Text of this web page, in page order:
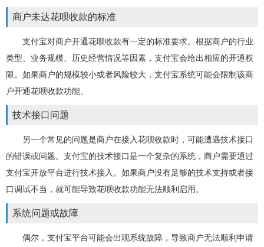
商户未达花呗收款的标准
支付宝对商户开通花呗收款有一定的标准要求。根据商户的行业
类型、业务规模、历史经营情况等因素，支付宝会给出相应的开通权
限。如果商户的规模较小或者风险较大，支付宝系统可能会限制该商
户开通花呗收款功能。
技术接口问题
另一个常见的问题是商户在接入花呗收款时，可能遭遇技术接口
的错误或问题。支付宝的技术接口是一个复杂的系统，商户需要通过
支付宝开放平台进行技术接入。如果商户没有足够的技术支持或者接
口调试不当，就可能导致花呗收款功能无法顺利启用。
系统问题或故障
偶尔，支付宝平台可能会出现系统故障，导致商户无法顺利申请